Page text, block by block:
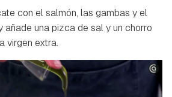
con el salmón, las gambas y el
añade una pizca de sal y un chorro
virgen extra.